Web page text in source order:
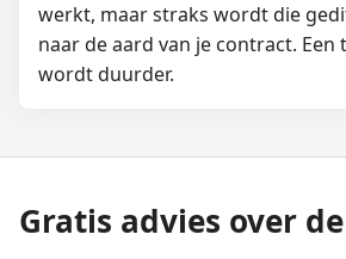
werkt, maar straks wordt die
naar de aard van je contract.
wordt duurder.
Gratis advies over